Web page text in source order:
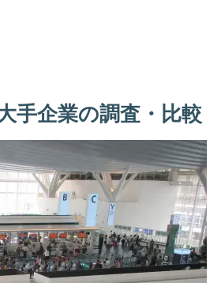
手企業の調査・比較